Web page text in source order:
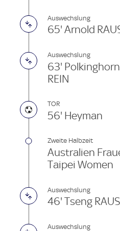
Auswechslung
65' Arnold
Auswechslung
63'
REIN
TOR
56' Heyman
Zweite Halbzeit
Australien
Taipei Women
Auswechslung
46' Tseng
Auswechslung